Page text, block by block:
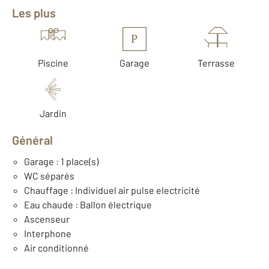
Les plus
Piscine
P
Garage Terrasse
Jardin
Général
Garage : 1 place(s)
WC séparés
Chauffage : Individuel air pulse electricité
Eau chaude : Ballon électrique
Ascenseur
Interphone
Air conditionné